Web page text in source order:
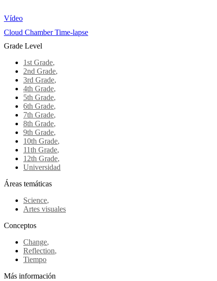
Vídeo
Cloud Chamber Time-lapse
Grade Level
1st Grade,
2nd Grade,
3rd Grade,
4th Grade,
5th Grade,
6th Grade,
7th Grade,
8th Grade,
9th Grade,
10th Grade,
11th Grade,
12th Grade,
Universidad
Áreas temáticas
Science,
Artes visuales
Conceptos
Change,
Reflection,
Tiempo
Más información